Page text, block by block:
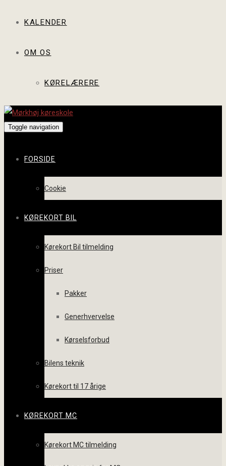
KALENDER
OM OS
KØRELÆRERE
Toggle navigation
FORSIDE
Cookie
KØREKORT BIL
Kørekort Bil tilmelding
Priser
Pakker
Generhvervelse
Kørselsforbud
Bilens teknik
Kørekort til 17 årige
KØREKORT MC
Kørekort MC tilmelding